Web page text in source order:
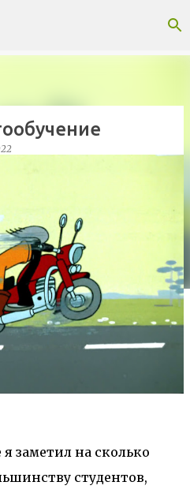
заметил на сколько
студентов,